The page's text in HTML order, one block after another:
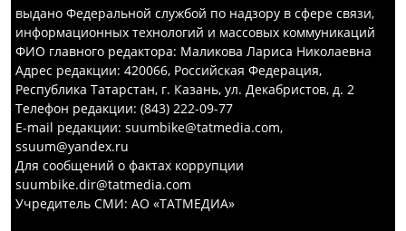
выдано Федеральной службой по надзору в сфере связи,
информационных технологий и массовых коммуникаций
ФИО главного редактора: Маликова Лариса Николаевна
Адрес редакции: 420066, Российская Федерация,
Республика Татарстан, г. Казань, ул. Декабристов, д. 2
Телефон редакции: (843) 222-09-77
E-mail редакции: suumbike@tatmedia.com,
ssuum@yandex.ru
Для сообщений о фактах коррупции
suumbike.dir@tatmedia.com
Учредитель СМИ: АО «ТАТМЕДИА»